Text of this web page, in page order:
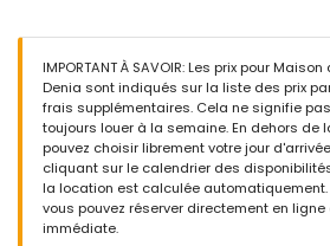
Grand terrain clôturé
Piscine privée mesurant 10m x 5m et
Beau jardin arboré avec meubles de
2 terrasses, dont 1 couverte
Douche extérieure
Espace détente et espace repas
Espace de stationnement privé
stationnement privées
Informations supplémentaires
IMPORTANT À SAVOIR: Les prix pour
Denia sont indiqués sur la liste des prix
frais supplémentaires. Cela ne signifie
toujours louer à la semaine. En dehors de
pouvez choisir librement votre jour
cliquant sur le calendrier des
la location est calculée automatiquement.
vous pouvez réserver directement en
immédiate.